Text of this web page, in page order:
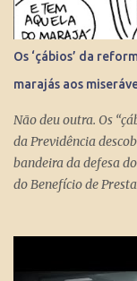
Os ‘çábios’ da
marajás aos
Não deu outra. Os
da Previdência
bandeira da defesa
do Benefício de
Família. Com a